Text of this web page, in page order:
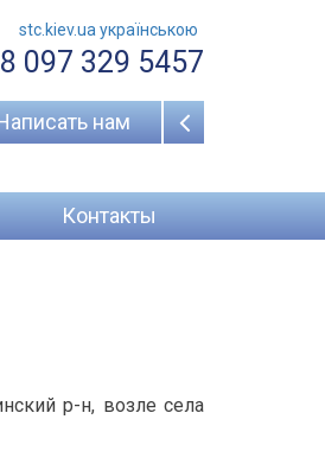
stc.kiev.ua українською
097 329 5457
нам
Контакты
р-н, возле села